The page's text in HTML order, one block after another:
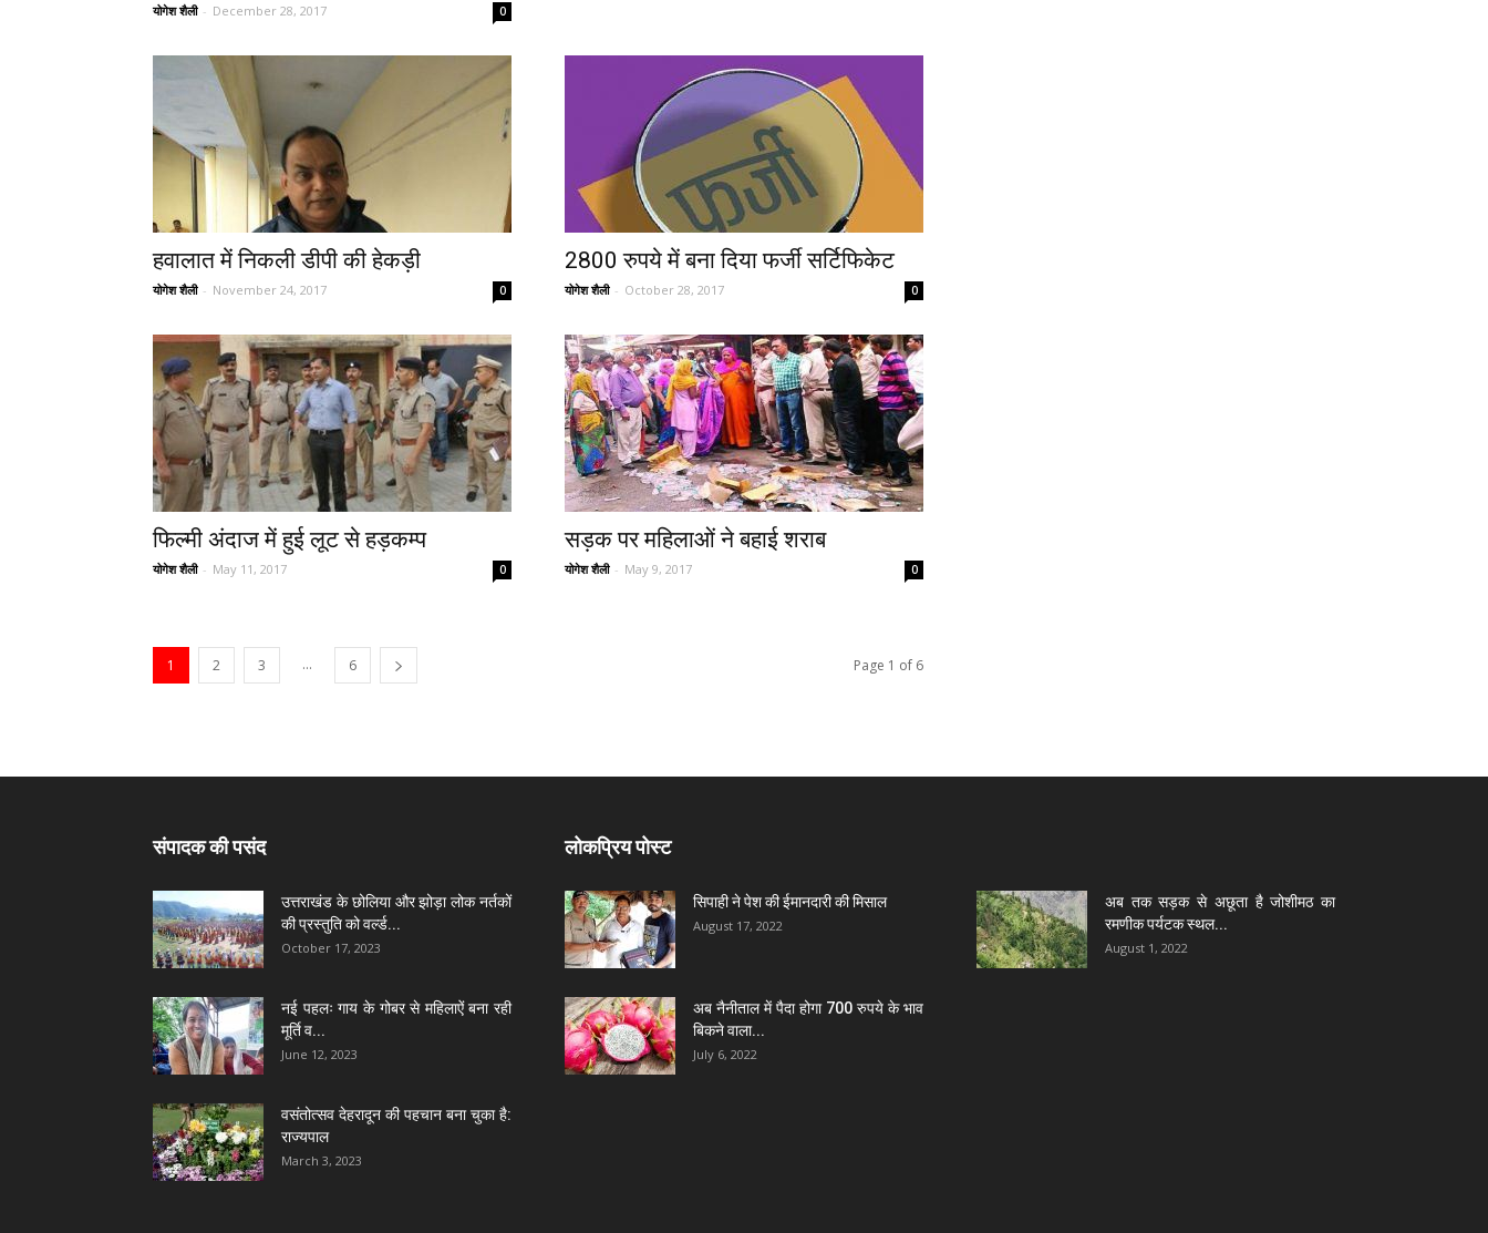
योगेश शैली - December 28, 2017 0
हवालात में निकली डीपी की हेकड़ी
योगेश शैली - November 24, 2017 0
2800 रुपये में बना दिया फर्जी सर्टिफिकेट
योगेश शैली - October 28, 2017 0
फिल्मी अंदाज में हुई लूट से हड़कम्प
योगेश शैली - May 11, 2017 0
सड़क पर महिलाओं ने बहाई शराब
योगेश शैली - May 9, 2017 0
1 2 3 ... 6 Page 1 of 6
संपादक की पसंद
उत्तराखंड के छोलिया और झोड़ा लोक नर्तकों
की प्रस्तुति को वर्ल्ड...
October 17, 2023
नई पहलः गाय के गोबर से महिलाऐं बना रही
मूर्ति व...
June 12, 2023
वसंतोत्सव देहरादून की पहचान बना चुका है:
राज्यपाल
March 3, 2023
लोकप्रिय पोस्ट
सिपाही ने पेश की ईमानदारी की मिसाल
August 17, 2022
अब तक सड़क से अछूता है जोशीमठ का
रमणीक पर्यटक स्थल...
August 1, 2022
अब नैनीताल में पैदा होगा 700 रुपये के भाव
बिकने वाला...
July 6, 2022